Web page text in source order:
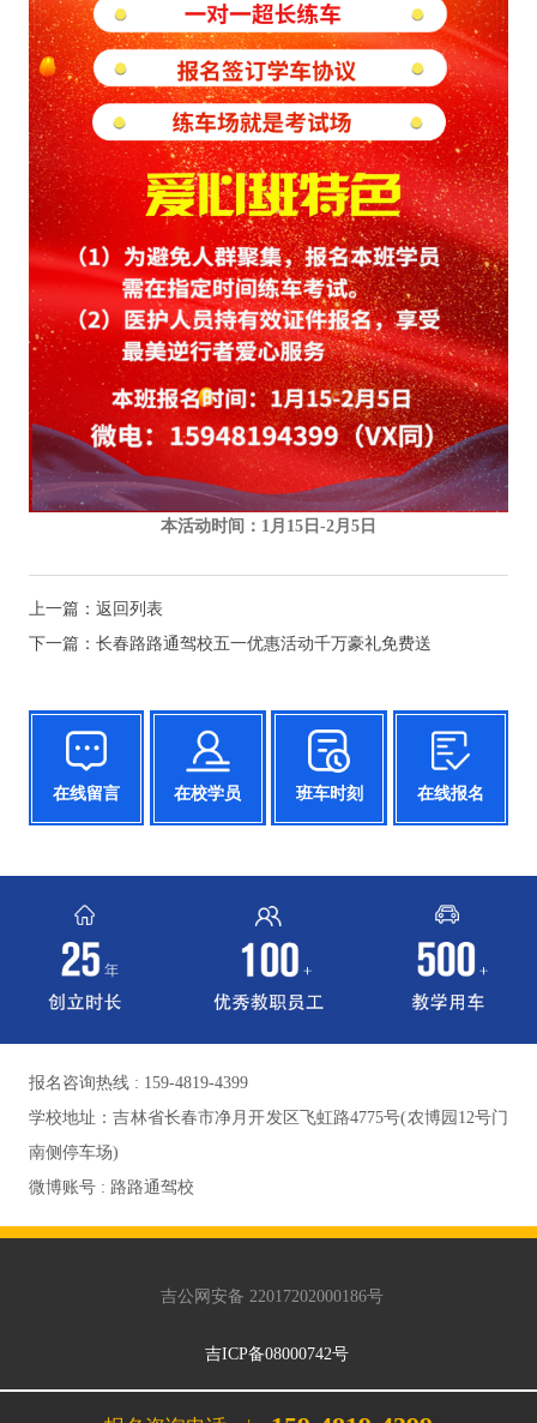
本活动时间：1月15日-2月5日
上一篇： 返回列表
下一篇： 长春路路通驾校五一优惠活动千万豪礼免费送
在线留言 在校学员 班车时刻 在线报名
报名咨询热线 : 159-4819-4399
学校地址：吉林省长春市净月开发区飞虹路4775号(农博园12号门
南侧停车场)
微博账号 : 路路通驾校
吉公网安备 22017202000186号
吉ICP备08000742号